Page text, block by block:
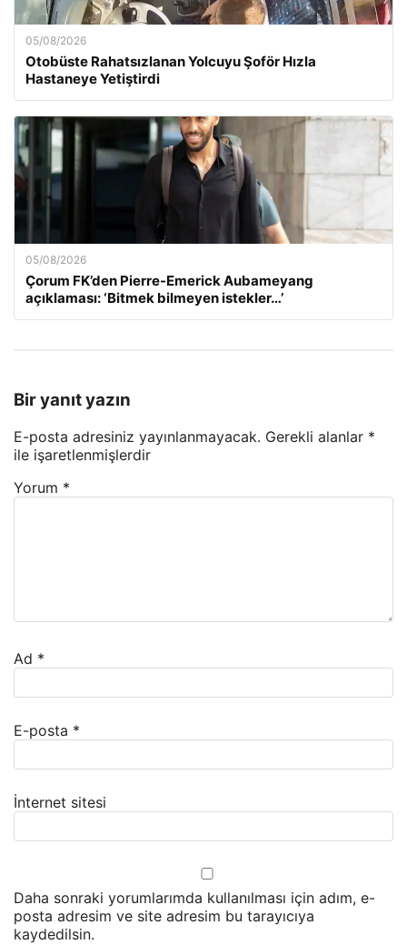
05/08/2026
Otobüste Rahatsızlanan Yolcuyu Şoför Hızla
Hastaneye Yetiştirdi
05/08/2026
Çorum FK’den Pierre-Emerick Aubameyang
açıklaması: ‘Bitmek bilmeyen istekler…’
Bir yanıt yazın
E-posta adresiniz yayınlanmayacak. Gerekli alanlar *
ile işaretlenmişlerdir
Yorum *
Ad *
E-posta *
İnternet sitesi
Daha sonraki yorumlarımda kullanılması için adım, e-
posta adresim ve site adresim bu tarayıcıya
kaydedilsin.